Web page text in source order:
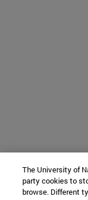
The University of
party cookies to
browse. Different